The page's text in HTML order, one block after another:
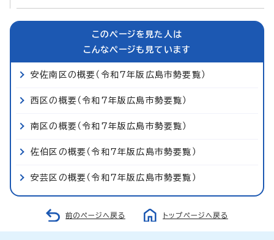
このページを見た人は
こんなページも見ています
安佐南区の概要（令和7年版広島市勢要覧）
西区の概要（令和7年版広島市勢要覧）
南区の概要（令和7年版広島市勢要覧）
佐伯区の概要（令和7年版広島市勢要覧）
安芸区の概要（令和7年版広島市勢要覧）
前のページへ戻る トップページへ戻る